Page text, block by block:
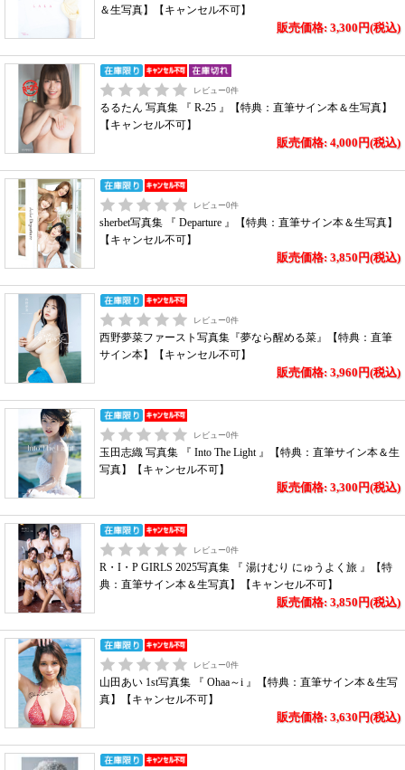
＆生写真】【キャンセル不可】
販売価格: 3,300円(税込)
レビュー0件
るるたん 写真集 『 R-25 』【特典：直筆サイン本＆生写真】
【キャンセル不可】
販売価格: 4,000円(税込)
レビュー0件
sherbet写真集 『 Departure 』【特典：直筆サイン本＆生写真】
【キャンセル不可】
販売価格: 3,850円(税込)
レビュー0件
西野夢菜ファースト写真集『夢なら醒める菜』【特典：直筆
サイン本】【キャンセル不可】
販売価格: 3,960円(税込)
レビュー0件
玉田志織 写真集 『 Into The Light 』【特典：直筆サイン本＆生
写真】【キャンセル不可】
販売価格: 3,300円(税込)
レビュー0件
R・I・P GIRLS 2025写真集 『 湯けむり にゅうよく旅 』【特
典：直筆サイン本＆生写真】【キャンセル不可】
販売価格: 3,850円(税込)
レビュー0件
山田あい 1st写真集 『 Ohaa～i 』【特典：直筆サイン本＆生写
真】【キャンセル不可】
販売価格: 3,630円(税込)